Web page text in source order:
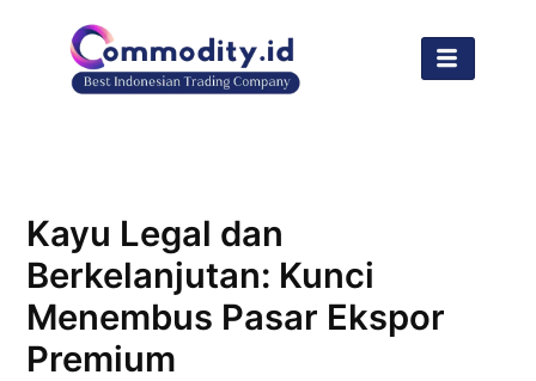
Kayu Legal dan
Berkelanjutan: Kunci
Menembus Pasar Ekspor
Premium